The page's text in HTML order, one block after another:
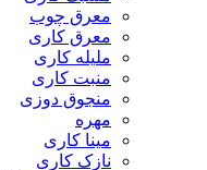
معرق چوب
معرق کاری
مليله کاری
منبت کاری
منجوق دوزی
مهره
مینا کاری
نازک کاری